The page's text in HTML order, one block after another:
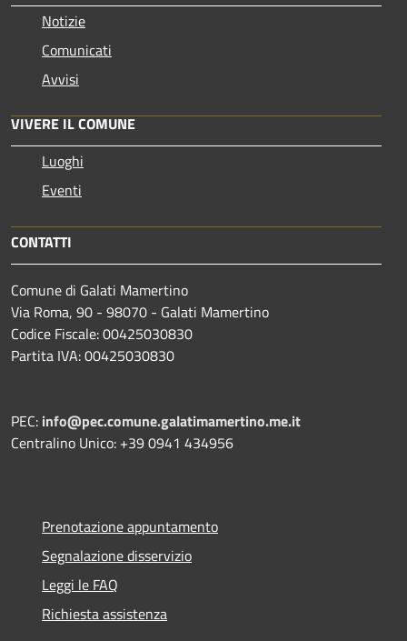
Notizie
Comunicati
Avvisi
VIVERE IL COMUNE
Luoghi
Eventi
CONTATTI
Comune di Galati Mamertino
Via Roma, 90 - 98070 - Galati Mamertino
Codice Fiscale: 00425030830
Partita IVA: 00425030830
PEC: info@pec.comune.galatimamertino.me.it
Centralino Unico: +39 0941 434956
Prenotazione appuntamento
Segnalazione disservizio
Leggi le FAQ
Richiesta assistenza